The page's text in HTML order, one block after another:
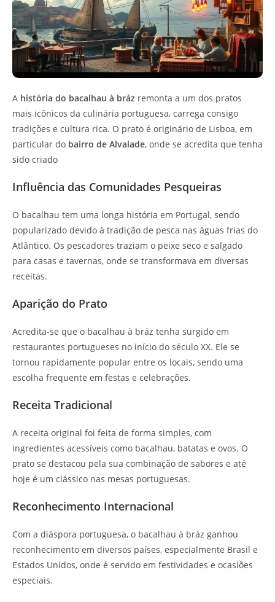
A história do bacalhau à bráz remonta a um dos pratos
mais icônicos da culinária portuguesa, carrega consigo
tradições e cultura rica. O prato é originário de Lisboa, em
particular do bairro de Alvalade, onde se acredita que tenha
sido criado
Influência das Comunidades Pesqueiras
O bacalhau tem uma longa história em Portugal, sendo
popularizado devido à tradição de pesca nas águas frias do
Atlântico. Os pescadores traziam o peixe seco e salgado
para casas e tavernas, onde se transformava em diversas
receitas.
Aparição do Prato
Acredita-se que o bacalhau à bráz tenha surgido em
restaurantes portugueses no início do século XX. Ele se
tornou rapidamente popular entre os locais, sendo uma
escolha frequente em festas e celebrações.
Receita Tradicional
A receita original foi feita de forma simples, com
ingredientes acessíveis como bacalhau, batatas e ovos. O
prato se destacou pela sua combinação de sabores e até
hoje é um clássico nas mesas portuguesas.
Reconhecimento Internacional
Com a diáspora portuguesa, o bacalhau à bráz ganhou
reconhecimento em diversos países, especialmente Brasil e
Estados Unidos, onde é servido em festividades e ocasiões
especiais.